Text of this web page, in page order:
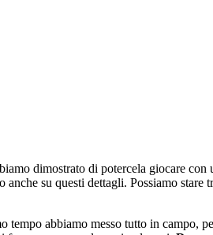
dimostrato di potercela giocare
su questi dettagli. Possiamo stare
tempo abbiamo messo tutto in campo,